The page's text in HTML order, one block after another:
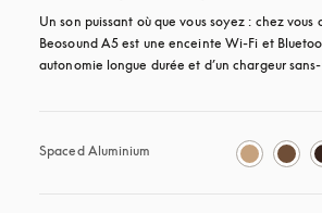
Un son puissant où que vous soyez : chez vous
Beosound A5 est une enceinte Wi-Fi et
autonomie longue durée et d’un chargeur
Spaced Aluminium